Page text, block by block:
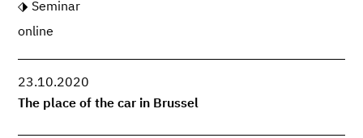
Seminar
online
23.10.2020
The place of the car in Brussel